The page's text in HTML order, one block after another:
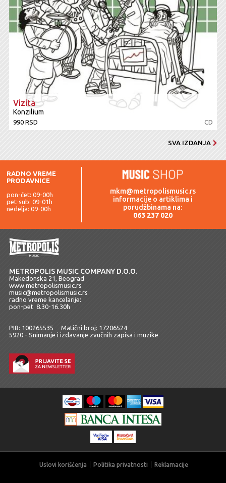
Vizita
Konzilium
990 RSD CD
SVA IZDANJA
RADNO VREME
PRODAVNICE
pon-čet: 09-00h
pet-sub: 09-01h
nedelja: 09-00h
mkm@metropolismusic.rs
informacije o artiklima i
porudžbinama na:
063 237 020
METROPOLIS MUSIC COMPANY D.O.O.
Makedonska 21, Beograd
www.metropolismusic.rs
music@metropolismusic.rs
radno vreme kancelarije:
pon-pet 8.30-16.30h
PIB: 100265535 Matični broj: 17206524
5920 - Snimanje i izdavanje zvučnih zapisa i muzike
Uslovi korišćenja Politika privatnosti Reklamacije